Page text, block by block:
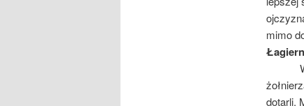
mimo
dotarli.